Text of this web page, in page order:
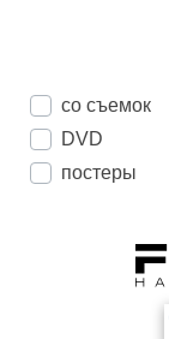
со съемок
DVD
постеры